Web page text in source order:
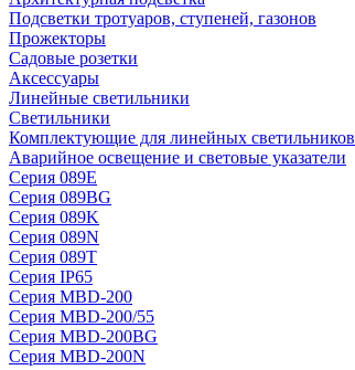
Подсветки тротуаров, ступеней, газонов
Прожекторы
Садовые розетки
Аксессуары
Линейные светильники
Светильники
Комплектующие для линейных светильников
Аварийное освещение и световые указатели
Серия 089E
Серия 089BG
Серия 089K
Серия 089N
Серия 089T
Серия IP65
Серия MBD-200
Серия MBD-200/55
Серия MBD-200BG
Серия MBD-200N